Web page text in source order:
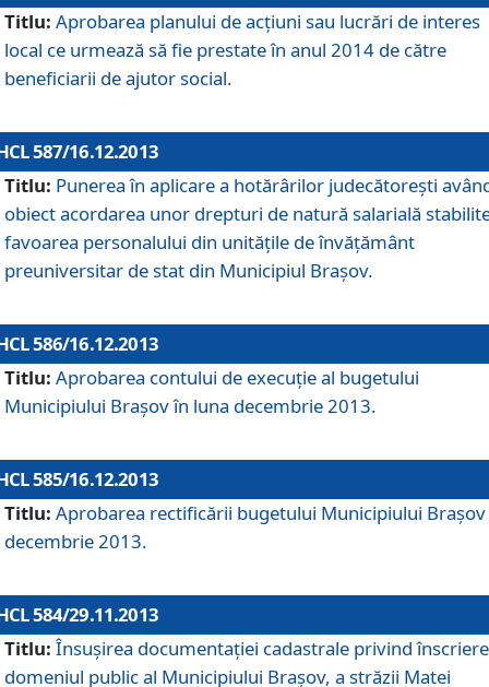
Titlu: Aprobarea planului de acţiuni sau lucrări de interes
local ce urmează să fie prestate în anul 2014 de către
beneficiarii de ajutor social.
587/16.12.2013
Titlu: Punerea în aplicare a hotărârilor judecătoreşti
obiect acordarea unor drepturi de natură salarială
favoarea personalului din unităţile de învăţământ
preuniversitar de stat din Municipiul Braşov.
586/16.12.2013
Titlu: Aprobarea contului de execuţie al bugetului
Municipiului Braşov în luna decembrie 2013.
585/16.12.2013
Titlu: Aprobarea rectificării bugetului Municipiului Braşov
decembrie 2013.
584/29.11.2013
Titlu: Însuşirea documentaţiei cadastrale privind
domeniul public al Municipiului Braşov, a străzii Matei